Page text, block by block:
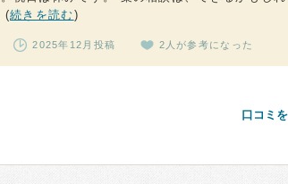
(続きを読む)
2025年12月投稿 2人が参考になった
口コミ